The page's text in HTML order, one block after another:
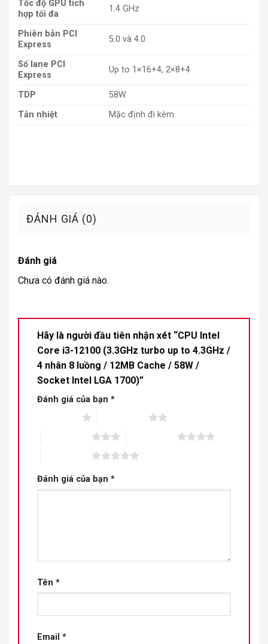
Tốc độ GPU tích
hợp tối đa
1.4 GHz
Phiên bản PCI
Express
5.0 và 4.0
Số lane PCI
Express
Up to 1×16+4, 2×8+4
TDP
58W
Tản nhiệt
Mặc định đi kèm
ĐÁNH GIÁ (0)
Đánh giá
Chưa có đánh giá nào.
Hãy là người đầu tiên nhận xét “CPU Intel
Core i3-12100 (3.3GHz turbo up to 4.3GHz /
4 nhân 8 luồng / 12MB Cache / 58W /
Socket Intel LGA 1700)”
Đánh giá của bạn *
Đánh giá của bạn *
Tên *
Email *